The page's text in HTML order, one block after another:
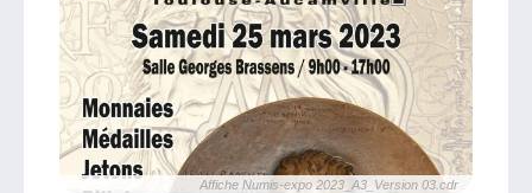
Affiche Numis-expo 2023_A3_Version 03.cdr